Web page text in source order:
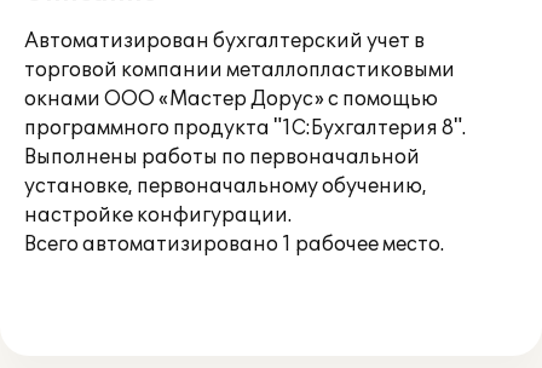
Автоматизирован бухгалтерский учет в
торговой компании металлопластиковыми
окнами ООО «Мастер Дорус» с помощью
программного продукта "1С:Бухгалтерия 8".
Выполнены работы по первоначальной
установке, первоначальному обучению,
настройке конфигурации.
Всего автоматизировано 1 рабочее место.